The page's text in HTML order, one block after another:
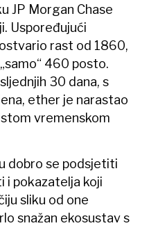
JP Morgan Chase
Uspoređujući
rast od 1860,
460 posto.
30 dana, s
ether je narastao
vremenskom
dobro se podsjetiti
i pokazatelja koji
sliku od one
snažan ekosustav s